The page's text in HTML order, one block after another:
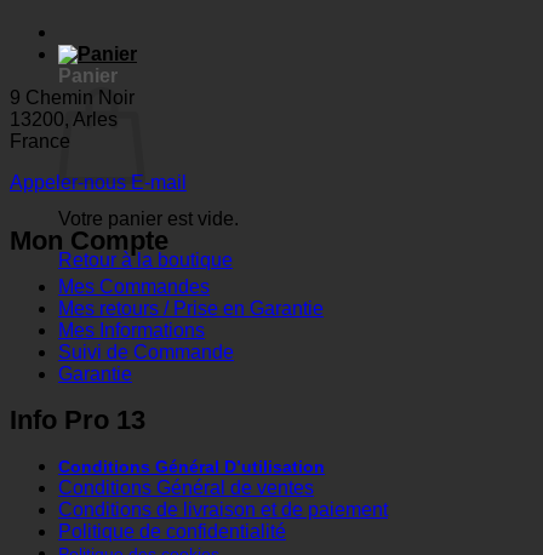
Panier
Votre panier est vide.
Retour à la boutique
9 Chemin Noir
13200, Arles
France
Appeler-nous E-mail
Mon Compte
Mes Commandes
Mes retours / Prise en Garantie
Mes Informations
Suivi de Commande
Garantie
Info Pro 13
Conditions Général D’utilisation
Conditions Général de ventes
Conditions de livraison et de paiement
Politique de confidentialité